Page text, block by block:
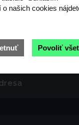
sa na
to vie.
našich cookies
Povoliť